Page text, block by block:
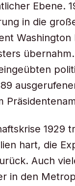
Ebene.
in die
Washington
1929
hart, die
Auch
in den